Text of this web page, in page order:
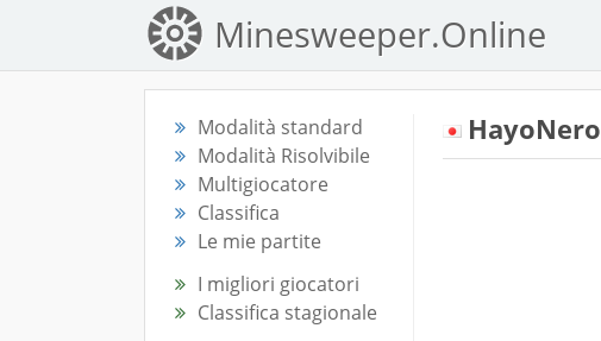
Minesweeper.Online
Modalità standard
Modalità Risolvibile
Multigiocatore
Classifica
Le mie partite
I migliori giocatori
Classifica stagionale
HayoNero